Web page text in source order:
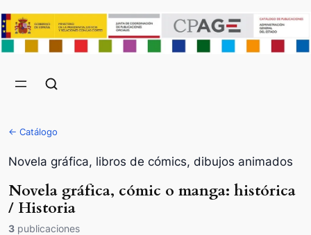
← Catálogo
Novela gráfica, libros de cómics, dibujos animados
Novela gráfica, cómic o manga: histórica
/ Historia
3 publicaciones